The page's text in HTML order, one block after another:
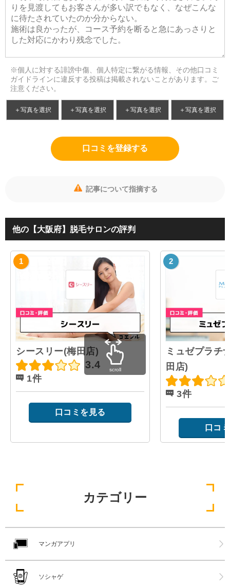
※個人に対する誹謗中傷、個人特定に繋がる情報、その他口コミ
ガイドラインに違反する投稿は掲載されないことがあります。ご
注意ください。
＋写真を選択 ＋写真を選択 ＋写真を選択 ＋写真を選択
口コミを登録する
記事について指摘する
他の【大阪府】脱毛サロンの評判
シースリー(梅田店)
3.4
1件
口コミを見る
ミュゼプラチ
田店)
3件
口コ
scroll
カテゴリー
マンガアプリ
ソシャゲ